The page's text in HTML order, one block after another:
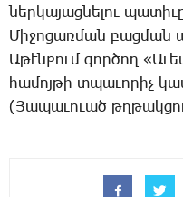
ներ­կա­յաց­նե­լու
­­Մի­ջո­ցառ­ման բաց­ման
Ա­թէն­քում գոր­ծող
հա­մոյ­թի տպա­ւո­րիչ
(­Յա­պա­ւո­ւած